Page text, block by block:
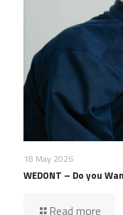
18 May 2026
WEDONT – Do you
Read more